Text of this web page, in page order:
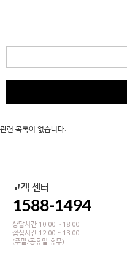
관련 목록이 없습니다.
고객 센터
1588-1494
상담시간 10:00 ~ 18:00
점심시간 12:00 ~ 13:00
(주말/공휴일 휴무)